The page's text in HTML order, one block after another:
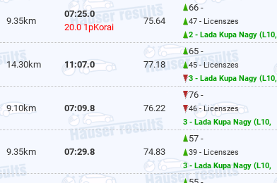
9.35km
07:25.0
20.0 1pKorai
75.64
66 -
47 - Licenszes
2 - Lada Kupa Nagy (L10,
14.30km 11:07.0 77.18
65 -
45 - Licenszes
3 - Lada Kupa Nagy (L10,
9.10km 07:09.8 76.22
76 -
46 - Licenszes
3 - Lada Kupa Nagy (L10,
9.35km 07:29.8 74.83
57 -
39 - Licenszes
3 - Lada Kupa Nagy (L10,